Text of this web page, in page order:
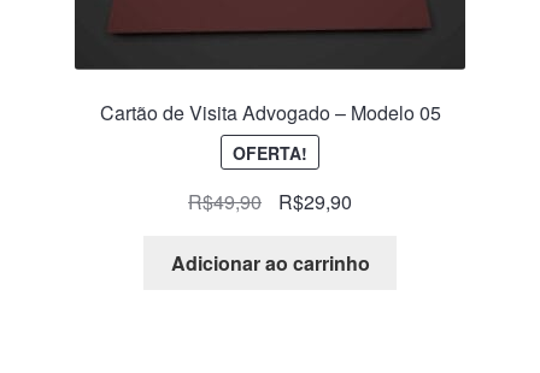
Cartão de Visita Advogado – Modelo 05
OFERTA!
R$49,90 R$29,90
Adicionar ao carrinho